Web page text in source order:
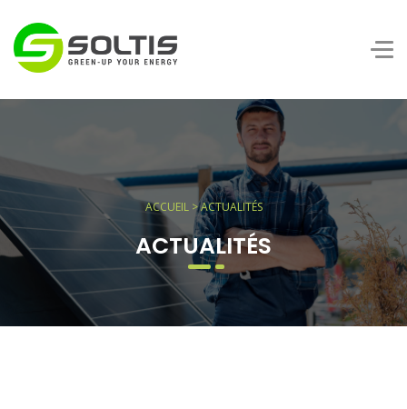
ACCUEIL> ACTUALITÉS
ACTUALITÉS